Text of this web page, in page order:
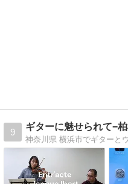
9
ギターに魅せられて−